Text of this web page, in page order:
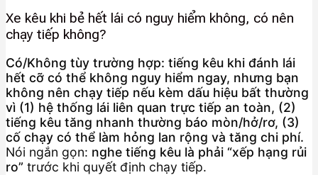
Xe kêu khi bẻ hết lái có nguy hiểm không, có nên
chạy tiếp không?
Có/Không tùy trường hợp: tiếng kêu khi đánh lái
hết cỡ có thể không nguy hiểm ngay, nhưng bạn
không nên chạy tiếp nếu kèm dấu hiệu bất thường
vì (1) hệ thống lái liên quan trực tiếp an toàn, (2)
tiếng kêu tăng nhanh thường báo mòn/hở/rơ, (3)
cố chạy có thể làm hỏng lan rộng và tăng chi phí.
Nói ngắn gọn: nghe tiếng kêu là phải “xếp hạng rủi
ro” trước khi quyết định chạy tiếp.